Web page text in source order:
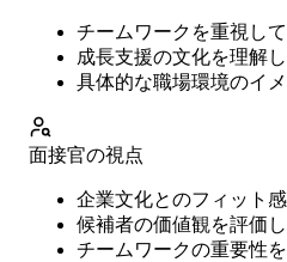
チームワークを重視し
成長支援の文化を理解
具体的な職場環境のイ
面接官の視点
企業文化とのフィット
候補者の価値観を評価
チームワークの重要性